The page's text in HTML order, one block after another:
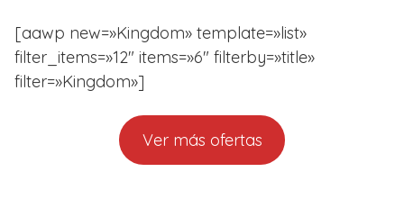
[aawp new=»Kingdom» template=»list»
filter_items=»12″ items=»6″ filterby=»title»
filter=»Kingdom»]
Ver más ofertas